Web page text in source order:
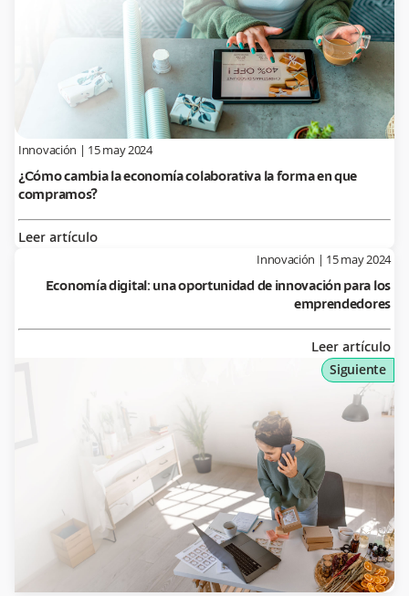
Innovación | 15 may 2024
¿Cómo cambia la economía colaborativa la forma en que
compramos?
Leer artículo
Siguiente
Innovación | 15 may 2024
Economía digital: una oportunidad de innovación para los
emprendedores
Leer artículo